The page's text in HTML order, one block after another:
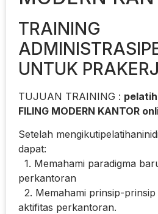
TRAINING
UNTUK
TUJUAN TRAINING :
FILING MODERN KANTOR
Setelah
dapat:
1. Memahami paradigma
perkantoran
2. Memahami prinsip-prinsip
aktifitas perkantoran.